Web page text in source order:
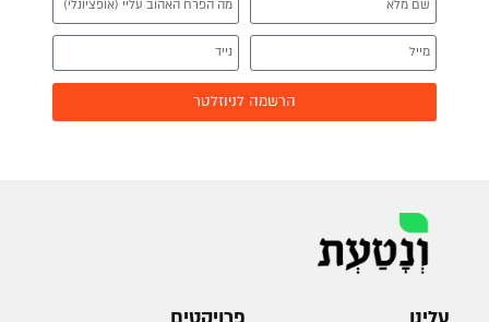
הרשמה לניוזלטר